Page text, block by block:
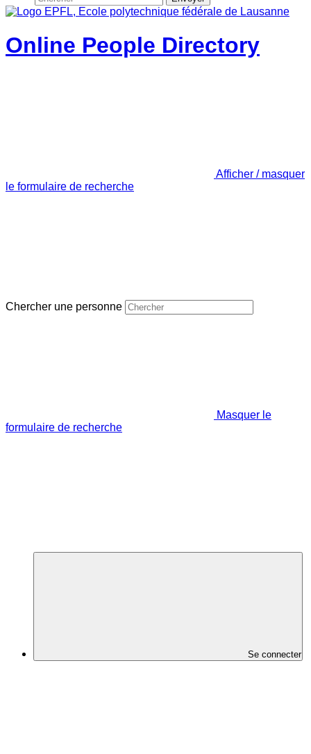
Online People Directory
Afficher / masquer
le formulaire de recherche
Chercher une personne
Masquer le
formulaire de recherche
Se connecter